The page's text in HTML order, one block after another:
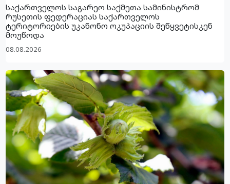
საქართველოს საგარეო საქმეთა სამინისტრომ
რუსეთის ფედერაციას საქართველოს
ტერიტორიების უკანონო ოკუპაციის შეწყვეტისკენ
მოუწოდა
08.08.2026